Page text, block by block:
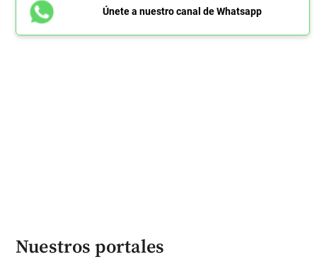
Únete a nuestro canal de Whatsapp
Nuestros portales